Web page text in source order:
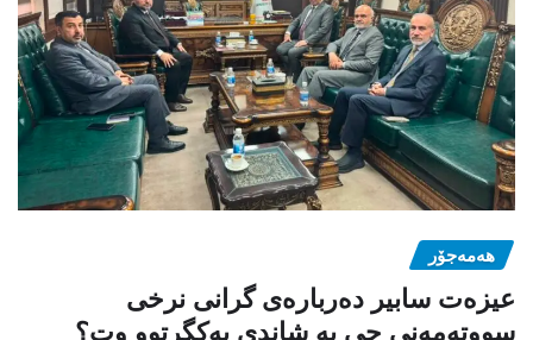
هەمەجۆر
عیزەت سابیر دەربارەی گرانی نرخی
سووتەمەنی چی بە شاندی یەکگرتوو وت؟